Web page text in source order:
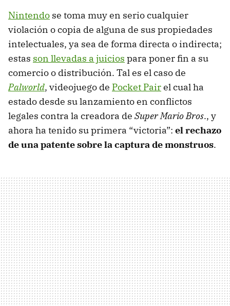
Nintendo se toma muy en serio cualquier
violación o copia de alguna de sus propiedades
intelectuales, ya sea de forma directa o indirecta;
estas son llevadas a juicios para poner fin a su
comercio o distribución. Tal es el caso de
Palworld, videojuego de Pocket Pairel cual ha
estado desde su lanzamiento en conflictos
legales contra la creadora de Super Mario Bros., y
ahora ha tenido su primera “victoria”: el rechazo
de una patente sobre la captura de monstruos.